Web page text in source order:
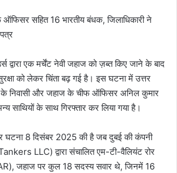
सहित 16 भारतीय बंधक, जिलाधिकारी ने
द्वारा एक मर्चेंट नेवी जहाज को ज़ब्त किए जाने के बाद
को लेकर चिंता बढ़ गई है। इस घटना में उत्तर
निवासी और जहाज के चीफ ऑफिसर अनिल कुमार
साथियों के साथ गिरफ्तार कर लिया गया है।
​घटना 8 दिसंबर 2025 की है जब दुबई की कंपनी
LLC) द्वारा संचालित ​एम-टी-वैलियंट रोर
जहाज पर कुल 18 सदस्य सवार थे, जिनमें 16